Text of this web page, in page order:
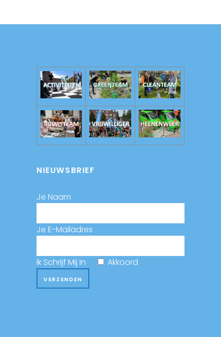
NIEUWSBRIEF
Je Naam
Je E-Mailadres
Ik Schrijf Mij In Akkoord